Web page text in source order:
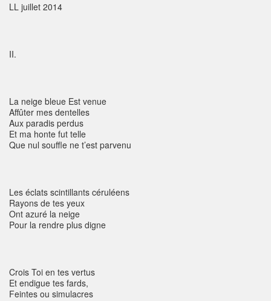
LL juillet 2014
II.
La neige bleue Est venue
Affûter mes dentelles
Aux paradis perdus
Et ma honte fut telle
Que nul souffle ne t’est parvenu
Les éclats scintillants céruléens
Rayons de tes yeux
Ont azuré la neige
Pour la rendre plus digne
Crois Toi en tes vertus
Et endigue tes fards,
Feintes ou simulacres